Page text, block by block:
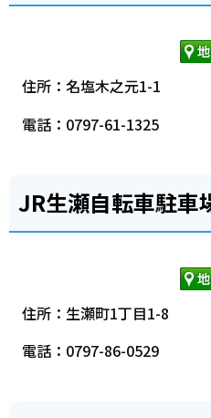
住所：名塩木之元1-1
電話：0797-61-1325
JR生瀬自転車駐車
住所：生瀬町1丁目1-8
電話：0797-86-0529